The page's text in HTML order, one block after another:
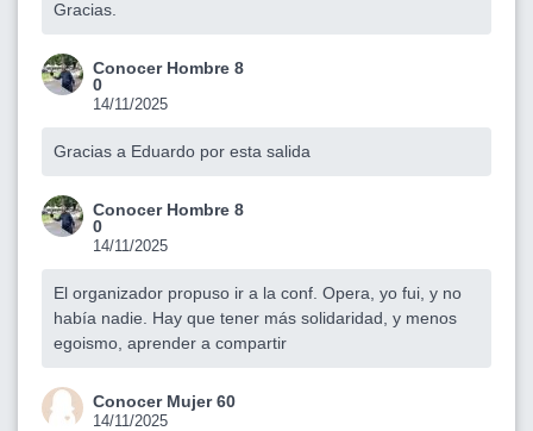
Gracias.
Conocer Hombre 8
0
14/11/2025
Gracias a Eduardo por esta salida
Conocer Hombre 8
0
14/11/2025
El organizador propuso ir a la conf. Opera, yo fui, y no
había nadie. Hay que tener más solidaridad, y menos
egoismo, aprender a compartir
Conocer Mujer 60
14/11/2025